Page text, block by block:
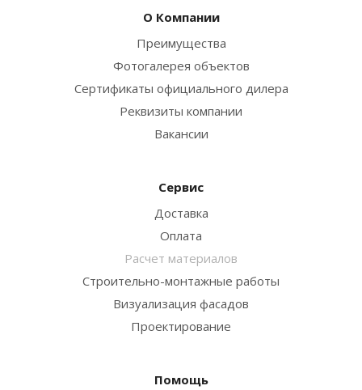
О Компании
Преимущества
Фотогалерея объектов
Сертификаты официального дилера
Реквизиты компании
Вакансии
Сервис
Доставка
Оплата
Расчет материалов
Строительно-монтажные работы
Визуализация фасадов
Проектирование
Помощь